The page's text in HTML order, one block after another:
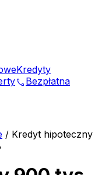
Kredyty
phone Bezpłatna
/ Kredyt hipoteczny